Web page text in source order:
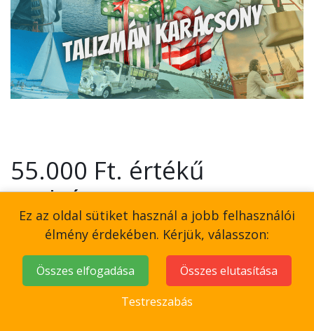
55.000 Ft. értékű
utalvány
39.900Ft
Kosárba
Ez az oldal sütiket használ a jobb felhasználói
élmény érdekében. Kérjük, válasszon:
Összes elfogadása
Összes elutasítása
Testreszabás